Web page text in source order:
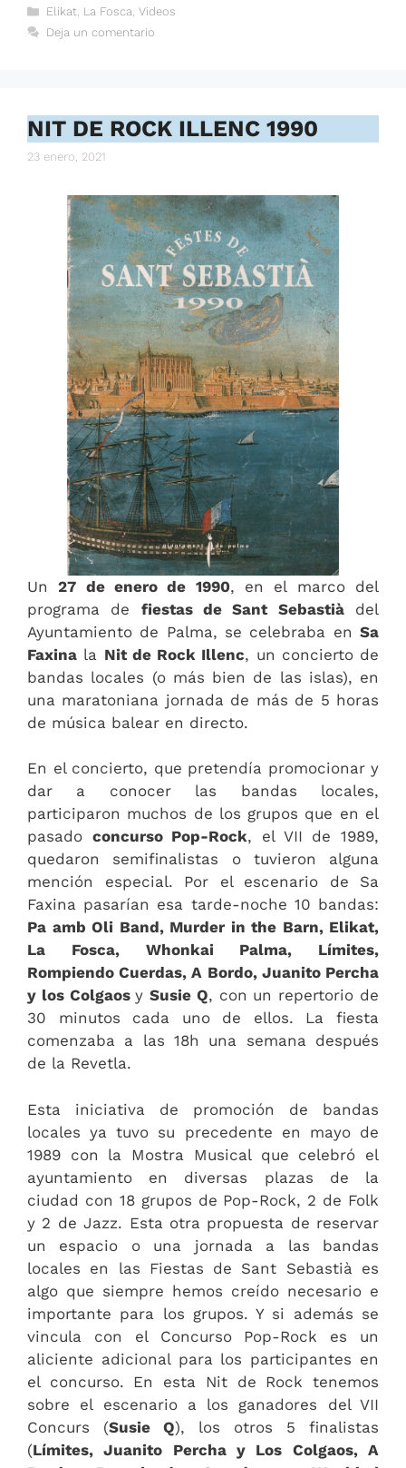
Categorías
Elikat, La Fosca Videos
Deja un comentario
NIT DE ROCK ILLENC 1990
23 enero, 2021
Un27 de enero de 1990, en el marco del
programa de fiestas de Sant Sebastiàdel
Ayuntamiento de Palma, se celebraba en Sa
Faxina la Nit de Rock Illenc, un concierto de
bandas locales (o más bien de las islas), en
una maratoniana jornada de más de 5 horas
de música balear en directo.
En el concierto, que pretendía promocionar y
dar a conocer las bandas locales,
participaron muchos de los grupos que en el
pasado concurso Pop-Rock, el VII de 1989,
quedaron semifinalistas o tuvieron alguna
mención especial. Por el escenario de Sa
Faxina pasarían esa tarde-noche 10 bandas:
Pa amb Oli Band, Murder in the Barn, Elikat,
La Fosca, Whonkai Palma, Límites,
Rompiendo Cuerdas, A Bordo, Juanito Percha
y los ColgaosySusie Q, con un repertorio de
30 minutos cada uno de ellos. La fiesta
comenzaba a las 18h una semana después
de la Revetla.
Esta iniciativa de promoción de bandas
locales ya tuvo su precedente en mayo de
1989 con la Mostra Musical que celebró el
ayuntamiento en diversas plazas de la
ciudad con 18 grupos de Pop-Rock, 2 de Folk
y 2 de Jazz. Esta otra propuesta de reservar
un espacio o una jornada a las bandas
locales en las Fiestas de Sant Sebastià es
algo que siempre hemos creído necesario e
importante para los grupos. Y si además se
vincula con el Concurso Pop-Rock es un
aliciente adicional para los participantes en
el concurso. En esta Nit de Rock tenemos
sobre el escenario a los ganadores del VII
Concurs (Susie Q), los otros 5 finalistas
(Límites, Juanito Percha y Los Colgaos, A